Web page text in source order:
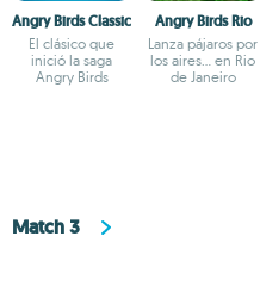
Angry Birds Classic
El clásico que
inició la saga
Angry Birds
Angry Birds Rio
Lanza pájaros por
los aires... en Rio
de Janeiro
Match 3